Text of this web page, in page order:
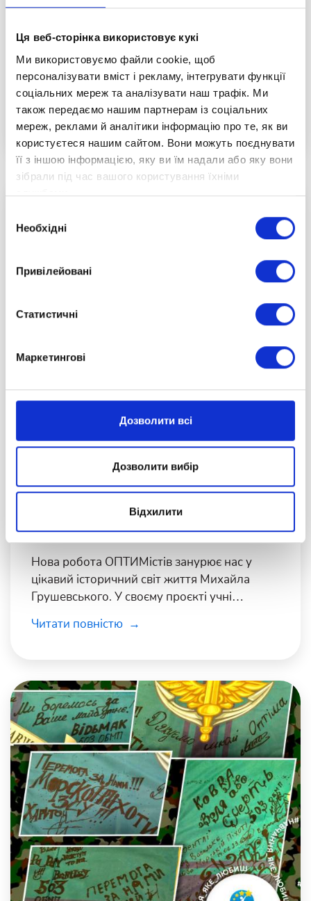
Ця веб-сторінка використовує кукі
Ми використовуємо файли cookie, щоб
персоналізувати вміст і рекламу, інтегрувати функції
соціальних мереж та аналізувати наш трафік. Ми
також передаємо нашим партнерам із соціальних
мереж, реклами й аналітики інформацію про те, як ви
користуєтеся нашим сайтом. Вони можуть поєднувати
її з іншою інформацією, яку ви їм надали або яку вони
зібрали під час вашого користування їхніми
службами.
згоди
Необхідні
Привілейовані
Статистичні
Маркетингові
Дозволити всі
Дозволити вибір
Відхилити
Оберіг для воїнів ЗСУ: проєктна
Учні 5 та 6 класів дистанційної школи
«Оптіма» створили обереги для українських
воїнів. Цей проєкт не тільки допоміг
поглибити знання про історію та традиції
оберегів в Україні, але й сприяв розвитку
творчості та фантазії.
Читати повністю
Як ОПТИМісти досліджували життя
Михайла Грушевського у своїй
проєктній роботі
Нова робота ОПТИМістів занурює нас у
цікавий історичний світ життя Михайла
Грушевського. У своєму проєкті учні
що він був видатним істориком,
Читати повністю